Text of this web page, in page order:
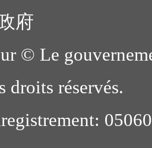
府
© Le
droits réservés.